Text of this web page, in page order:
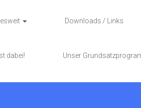
Downloads / Links
dabei! Unser